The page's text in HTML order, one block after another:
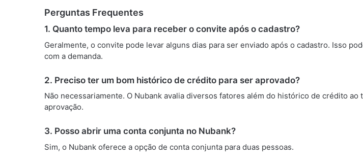
Perguntas Frequentes
1. Quanto tempo leva para receber o convite após o cadastro?
Geralmente, o convite pode levar alguns dias para ser enviado após o cadastro. Isso
com a demanda.
2. Preciso ter um bom histórico de crédito para ser aprovado?
Não necessariamente. O Nubank avalia diversos fatores além do histórico de crédito ao
aprovação.
3. Posso abrir uma conta conjunta no Nubank?
Sim, o Nubank oferece a opção de conta conjunta para duas pessoas.